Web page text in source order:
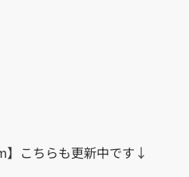
】こちらも更新中です↓